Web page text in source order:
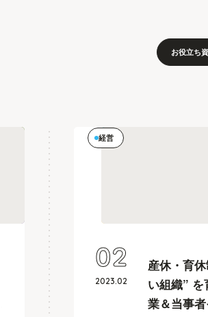
お役立ち
経営
産休・育
い組織”
業＆当事
2023.02
02